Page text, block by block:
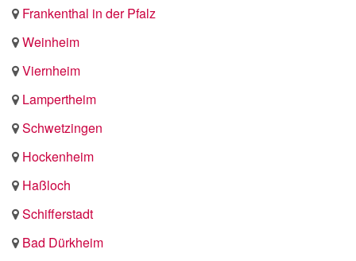
Frankenthal in der Pfalz
Weinheim
Viernheim
Lampertheim
Schwetzingen
Hockenheim
Haßloch
Schifferstadt
Bad Dürkheim